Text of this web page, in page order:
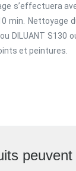
s’effectuera
min. Nettoyage
ou DILUANT S130
et peintures.